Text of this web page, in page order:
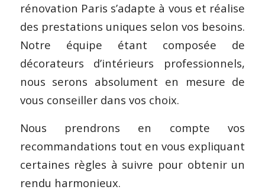
rénovation Paris s’adapte à vous et réalise
des prestations uniques selon vos besoins.
Notre équipe étant composée de
décorateurs d’intérieurs professionnels,
nous serons absolument en mesure de
vous conseiller dans vos choix.
Nous prendrons en compte vos
recommandations tout en vous expliquant
certaines règles à suivre pour obtenir un
rendu harmonieux.